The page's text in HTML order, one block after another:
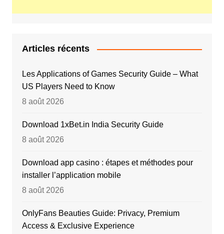
Articles récents
Les Applications of Games Security Guide – What
US Players Need to Know
8 août 2026
Download 1xBet.in India Security Guide
8 août 2026
Download app casino : étapes et méthodes pour
installer l’application mobile
8 août 2026
OnlyFans Beauties Guide: Privacy, Premium
Access & Exclusive Experience